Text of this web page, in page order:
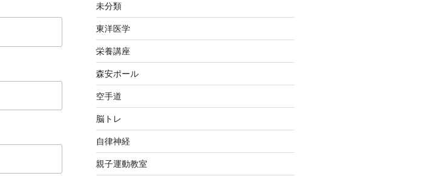
未分類
東洋医学
栄養講座
森安ポール
空手道
脳トレ
自律神経
親子運動教室